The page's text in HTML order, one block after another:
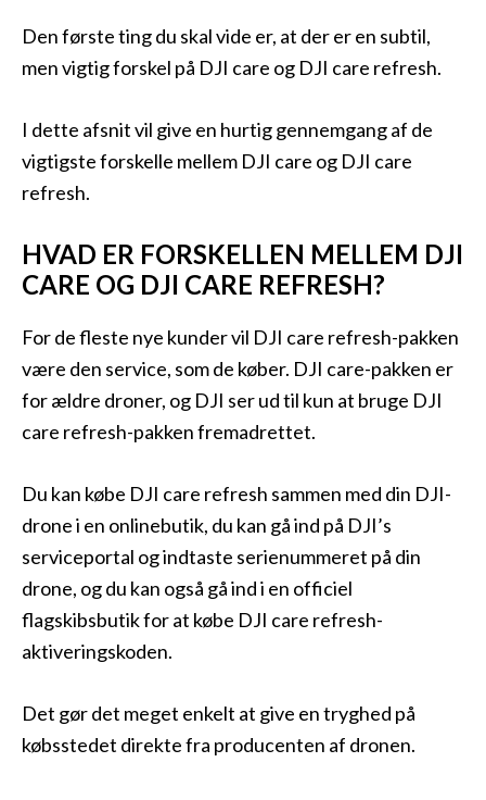
Den første ting du skal vide er, at der er en subtil,
men vigtig forskel på DJI care og DJI care refresh.
I dette afsnit vil give en hurtig gennemgang af de
vigtigste forskelle mellem DJI care og DJI care
refresh.
HVAD ER FORSKELLEN MELLEM DJI
CARE OG DJI CARE REFRESH?
For de fleste nye kunder vil DJI care refresh-pakken
være den service, som de køber. DJI care-pakken er
for ældre droner, og DJI ser ud til kun at bruge DJI
care refresh-pakken fremadrettet.
Du kan købe DJI care refresh sammen med din DJI-
drone i en onlinebutik, du kan gå ind på DJI’s
serviceportal og indtaste serienummeret på din
drone, og du kan også gå ind i en officiel
flagskibsbutik for at købe DJI care refresh-
aktiveringskoden.
Det gør det meget enkelt at give en tryghed på
købsstedet direkte fra producenten af dronen.